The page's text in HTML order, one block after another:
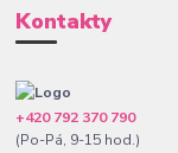
Kontakty
+420 792 370 790
(Po-Pá, 9-15 hod.)